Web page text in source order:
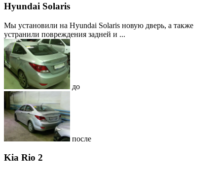
Hyundai Solaris
Мы установили на Hyundai Solaris новую дверь, а также
устранили повреждения задней и ...
до
после
Kia Rio 2